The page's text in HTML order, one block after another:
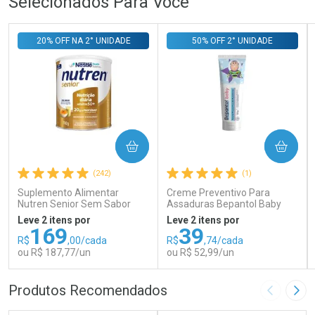
(242)
Suplemento Alimentar
Nutren Senior Sem Sabor
740g
20% OFF NA 2° UNIDADE
Leve 2 itens por
R$169,00/cada
ou R$ 187,77/un
COMPRAR
FECHAR
FECHAR
Por Menos
(1)
Creme Preventivo Para
Assaduras Bepantol Baby
Toy Story Personagens
Sortidos 120g
50% OFF 2° UNIDADE
Leve 2 itens por
R$39,74/cada
ou R$ 52,99/un
COMPRAR
Por Menos
Produtos Recomendados Imagem